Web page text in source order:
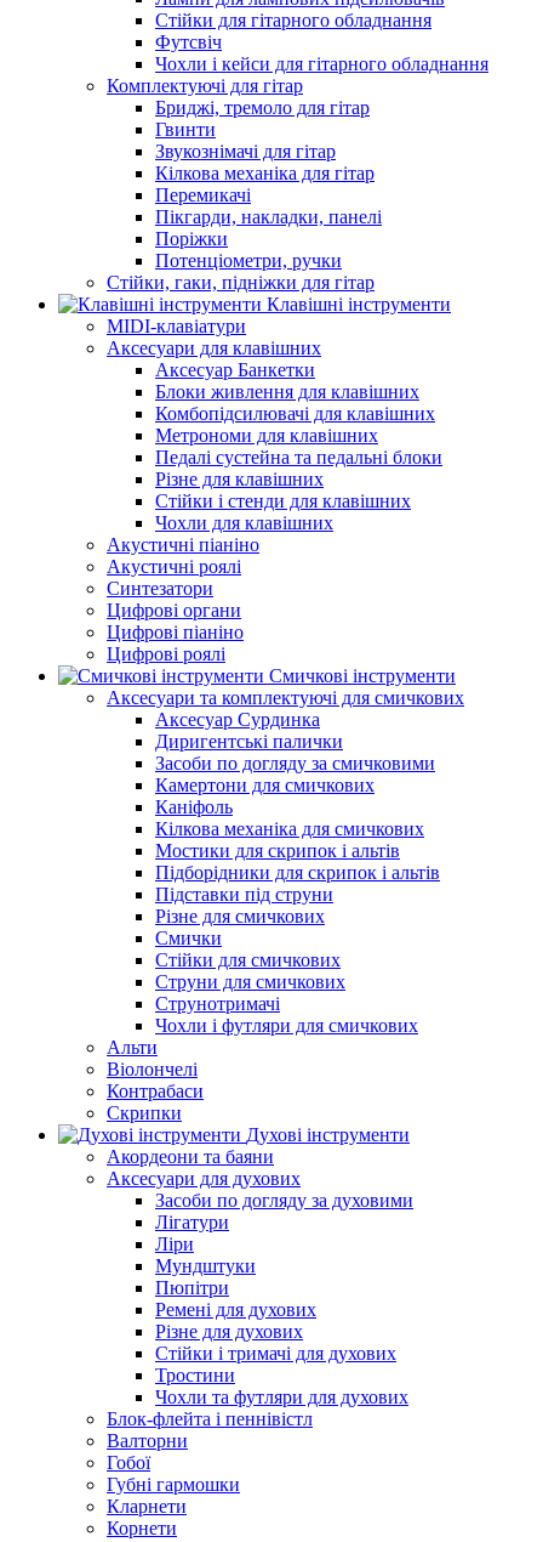
Стійки для гітарного обладнання
Футсвіч
Чохли і кейси для гітарного обладнання
Комплектуючі для гітар
Бриджі, тремоло для гітар
Гвинти
Звукознімачі для гітар
Кілкова механіка для гітар
Перемикачі
Пікгарди, накладки, панелі
Поріжки
Потенціометри, ручки
Стійки, гаки, підніжки для гітар
Клавішні інструменти
MIDI-клавіатури
Аксесуари для клавішних
Аксесуар Банкетки
Блоки живлення для клавішних
Комбопідсилювачі для клавішних
Метрономи для клавішних
Педалі сустейна та педальні блоки
Різне для клавішних
Стійки і стенди для клавішних
Чохли для клавішних
Акустичні піаніно
Акустичні роялі
Синтезатори
Цифрові органи
Цифрові піаніно
Цифрові роялі
Смичкові інструменти
Аксесуари та комплектуючі для смичкових
Аксесуар Сурдинка
Диригентські палички
Засоби по догляду за смичковими
Камертони для смичкових
Каніфоль
Кілкова механіка для смичкових
Мостики для скрипок і альтів
Підборiдники для скрипок і альтів
Підставки під струни
Різне для смичкових
Смички
Стійки для смичкових
Струни для смичкових
Струнотримачі
Чохли і футляри для смичкових
Альти
Віолончелі
Контрабаси
Скрипки
Духові інструменти
Акордеони та баяни
Аксесуари для духових
Засоби по догляду за духовими
Лігатури
Ліри
Мундштуки
Пюпітри
Ремені для духових
Різне для духових
Стійки і тримачі для духових
Тростини
Чохли та футляри для духових
Блок-флейта і пеннівістл
Валторни
Гобої
Губні гармошки
Кларнети
Корнети